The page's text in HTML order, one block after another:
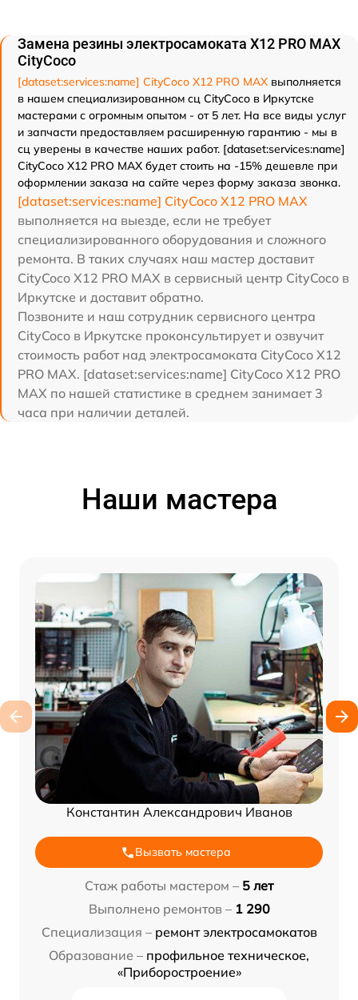
Замена резины электросамоката X12 PRO MAX
CityCoco
[dataset:services:name] CityCoco X12 PRO MAX выполняется
в нашем специализированном сц CityCoco в Иркутске
мастерами с огромным опытом - от 5 лет. На все виды услуг
и запчасти предоставляем расширенную гарантию - мы в
сц уверены в качестве наших работ. [dataset:services:name]
CityCoco X12 PRO MAX будет стоить на -15% дешевле при
оформлении заказа на сайте через форму заказа звонка.
[dataset:services:name] CityCoco X12 PRO MAX
выполняется на выезде, если не требует
специализированного оборудования и сложного
ремонта. В таких случаях наш мастер доставит
CityCoco X12 PRO MAX в сервисный центр CityCoco в
Иркутске и доставит обратно.
Позвоните и наш сотрудник сервисного центра
CityCoco в Иркутске проконсультирует и озвучит
стоимость работ над электросамоката CityCoco X12
PRO MAX. [dataset:services:name] CityCoco X12 PRO
MAX по нашей статистике в среднем занимает 3
часа при наличии деталей.
Наши мастера
Константин Александрович Иванов
Вызвать мастера
Стаж работы мастером – 5 лет
Выполнено ремонтов – 1 290
Специализация – ремонт электросамокатов
Образование – профильное техническое,
«Приборостроение»